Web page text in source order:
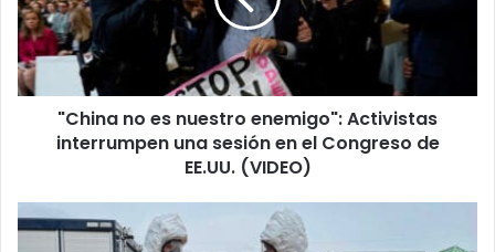
Activistas
interrumpen
una
sesión
(VIDEO)
"China no es nuestro enemigo": Activistas
interrumpen una sesión en el Congreso de
EE.UU. (VIDEO)
Reportan
extraños